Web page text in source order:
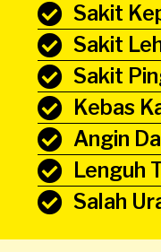
Sakit
Sakit
Sakit
Kebas
Angin
Lenguh
Salah